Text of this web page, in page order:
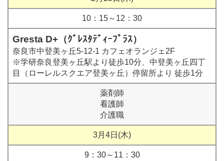
10：15～12：30
Gresta D+（ｸﾞﾚｽﾀﾃﾞｨｰﾌﾟﾗｽ）
奈良市中登美ヶ丘5-12-1 カフェオランジェ2F
※学研奈良登美ヶ丘駅より徒歩10分、中登美ヶ丘四丁
目（ローレルスクエア登美ヶ丘）停留所より 徒歩1分
薬剤師
看護師
介護職
3月4日(木)
9：30～11：30